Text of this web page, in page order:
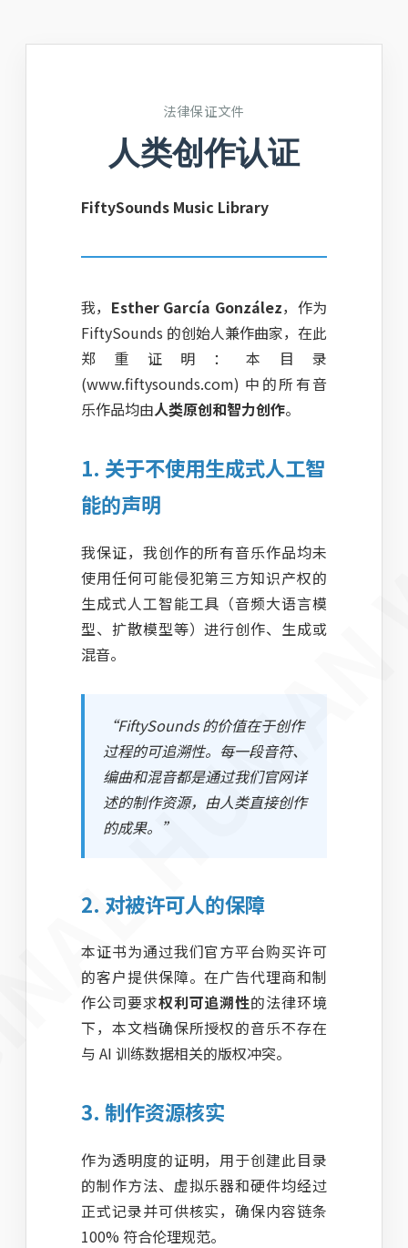
法律保证文件
人类创作认证
FiftySounds Music Library
我， Esther García González，作为
FiftySounds 的创始人兼作曲家，在此
郑重证明：本目录
(www.fiftysounds.com) 中的所有音
乐作品均由人类原创和智力创作。
1. 关于不使用生成式人工智
能的声明
我保证，我创作的所有音乐作品均未
使用任何可能侵犯第三方知识产权的
生成式人工智能工具（音频大语言模
型、扩散模型等）进行创作、生成或
混音。
“FiftySounds 的价值在于创作
过程的可追溯性。每一段音符、
编曲和混音都是通过我们官网详
述的制作资源，由人类直接创作
的成果。”
2. 对被许可人的保障
本证书为通过我们官方平台购买许可
的客户提供保障。在广告代理商和制
作公司要求权利可追溯性的法律环境
下，本文档确保所授权的音乐不存在
与 AI 训练数据相关的版权冲突。
3. 制作资源核实
作为透明度的证明，用于创建此目录
的制作方法、虚拟乐器和硬件均经过
正式记录并可供核实，确保内容链条
100% 符合伦理规范。